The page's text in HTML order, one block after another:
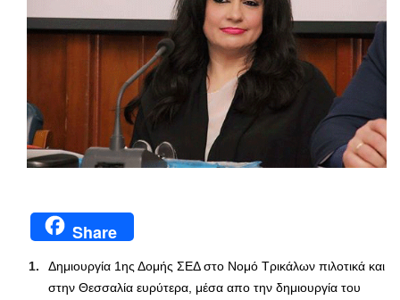
Share
Δημιουργία 1ης Δομής ΣΕΔ στο Νομό Τρικάλων πιλοτικά και
στην Θεσσαλία ευρύτερα, μέσα απο την δημιουργία του